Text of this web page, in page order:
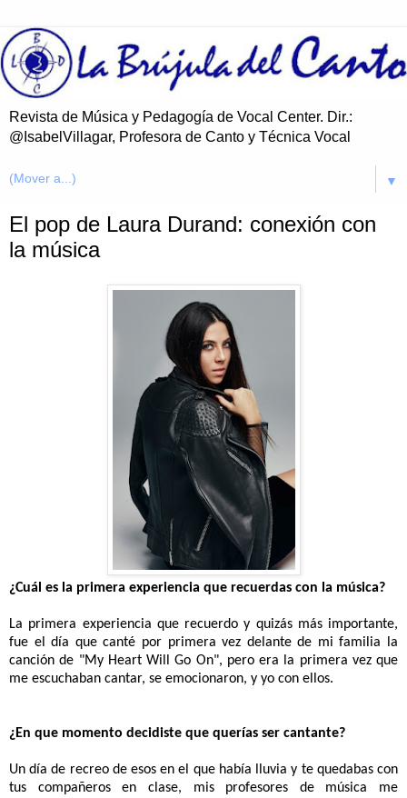
Revista de Música y Pedagogía de Vocal Center. Dir.:
@IsabelVillagar, Profesora de Canto y Técnica Vocal
▼
El pop de Laura Durand: conexión con
la música
¿Cuál es la primera experiencia que recuerdas con la música?
La primera experiencia que recuerdo y quizás más importante,
fue el día que canté por primera vez delante de mi familia la
canción de "My Heart Will Go On", pero era la primera vez que
me escuchaban cantar, se emocionaron, y yo con ellos.
¿En que momento decidiste que querías ser cantante?
Un día de recreo de esos en el que había lluvia y te quedabas con
tus compañeros en clase, mis profesores de música me